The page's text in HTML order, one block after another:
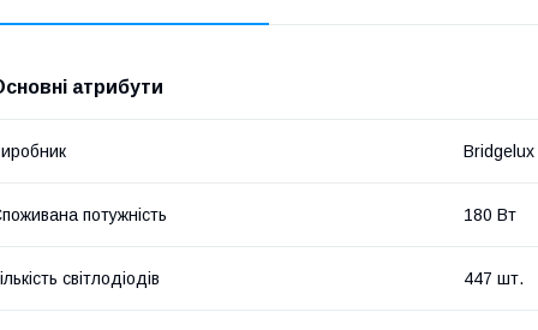
атрибути
Bridgelux
потужність 180 Вт
світлодіодів 447 шт.